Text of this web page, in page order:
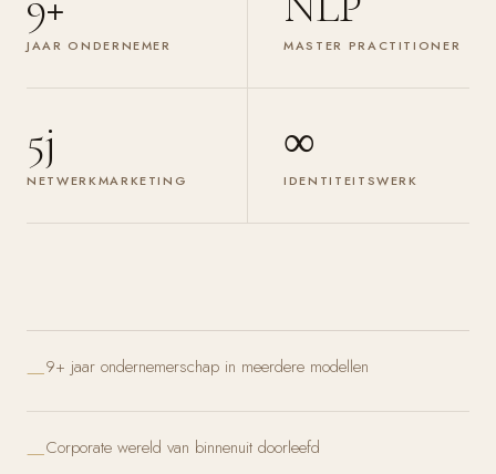
JAAR ONDERNEMER MASTER PRACTITIONER
5j
NETWERKMARKETING
∞
IDENTITEITSWERK
9+ jaar ondernemerschap in meerdere modellen
Corporate wereld van binnenuit doorleefd